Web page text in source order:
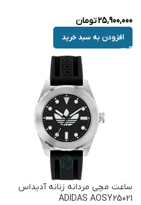
25,900,000تومان
افزودن به سبد خرید
ساعت مچی مردانه زنانه آدیداس
ADIDAS AOSY25021